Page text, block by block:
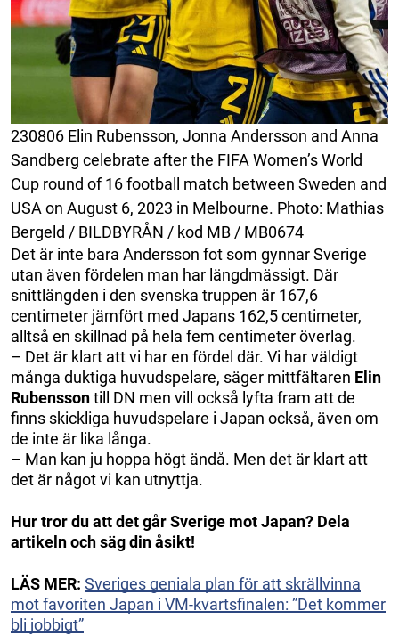
230806 Elin Rubensson, Jonna Andersson and Anna
Sandberg celebrate after the FIFA Women’s World
Cup round of 16 football match between Sweden and
USA on August 6, 2023 in Melbourne. Photo: Mathias
Bergeld / BILDBYRÅN / kod MB / MB0674
Det är inte bara Andersson fot som gynnar Sverige
utan även fördelen man har längdmässigt. Där
snittlängden i den svenska truppen är 167,6
centimeter jämfört med Japans 162,5 centimeter,
alltså en skillnad på hela fem centimeter överlag.
– Det är klart att vi har en fördel där. Vi har väldigt
många duktiga huvudspelare, säger mittfältaren Elin
Rubenssontill DN men vill också lyfta fram att de
finns skickliga huvudspelare i Japan också, även om
de inte är lika långa.
– Man kan ju hoppa högt ändå. Men det är klart att
det är något vi kan utnyttja.
Hur tror du att det går Sverige mot Japan? Dela
artikeln och säg din åsikt!
LÄS MER: Sveriges geniala plan för att skrällvinna
mot favoriten Japan i VM-kvartsfinalen: ”Det kommer
bli jobbigt”